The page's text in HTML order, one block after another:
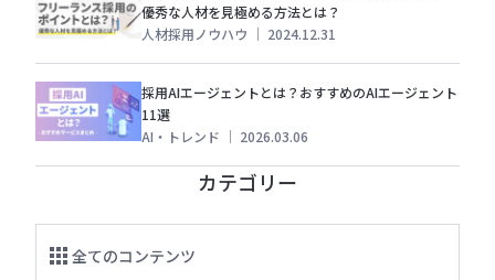
優秀な人材を見極める方法とは？
人材採用ノウハウ ｜ 2024.12.31
採用AIエージェントとは？おすすめのAIエージェント
11選
AI・トレンド ｜ 2026.03.06
カテゴリー
全てのコンテンツ